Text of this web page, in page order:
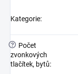
Kategorie:
?
Počet
zvonkových
tlačítek, bytů: